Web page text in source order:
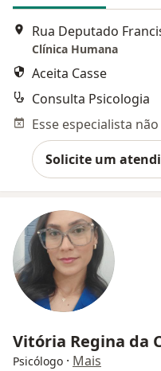
Clínica Humana
Aceita Casse
Consulta Psicologia
Solicite um
Vitória Regina da
Psicólogo · Mais